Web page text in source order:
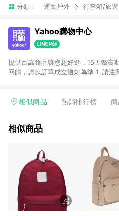
分類： 運動戶外 行李箱/旅
Yahoo購物中心
提供百萬商品讓您超好逛，15天鑑賞
回饋，請以訂單成立通知為準 1. 請注意以下品類商品均無回饋：
電玩/遊戲/相機/單眼/鏡頭/拍立得
的購回饋活動享Yahoo超贈點回饋者 -
3. 訂單回饋金額將扣除運費/購物金/
價券等虛擬貨幣折抵 4. 大宗採購或
有相關事證認定您為大宗採購、批發
相關認定以Yahoo購物中心之認定為
相似商品 熱銷排行榜
相似商品